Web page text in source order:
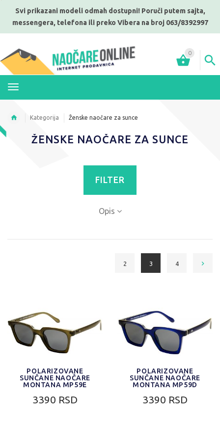
Svi prikazani modeli odmah dostupni! Poruči putem sajta,
messengera, telefona ili preko Vibera na broj 063/8392997
0
Kategorija Ženske naočare za sunce
ŽENSKE NAOČARE ZA SUNCE
FILTER
Opis
2 3 4
POLARIZOVANE
SUNČANE NAOČARE
MONTANA MP59E
3390 RSD
POLARIZOVANE
SUNČANE NAOČARE
MONTANA MP59D
3390 RSD